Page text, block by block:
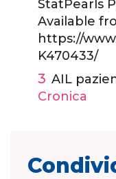
StatPearls
Available
https://
K470433/
AIL
Cronica